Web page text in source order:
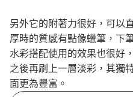
另外它的附著力很好，可以
厚時的質感有點像蠟筆，下
水彩搭配使用的效果也很好
之後再刷上一層淡彩，其獨
面更為豐富。